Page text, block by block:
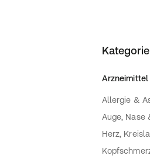
Allergie &
Auge, Nase
Herz,